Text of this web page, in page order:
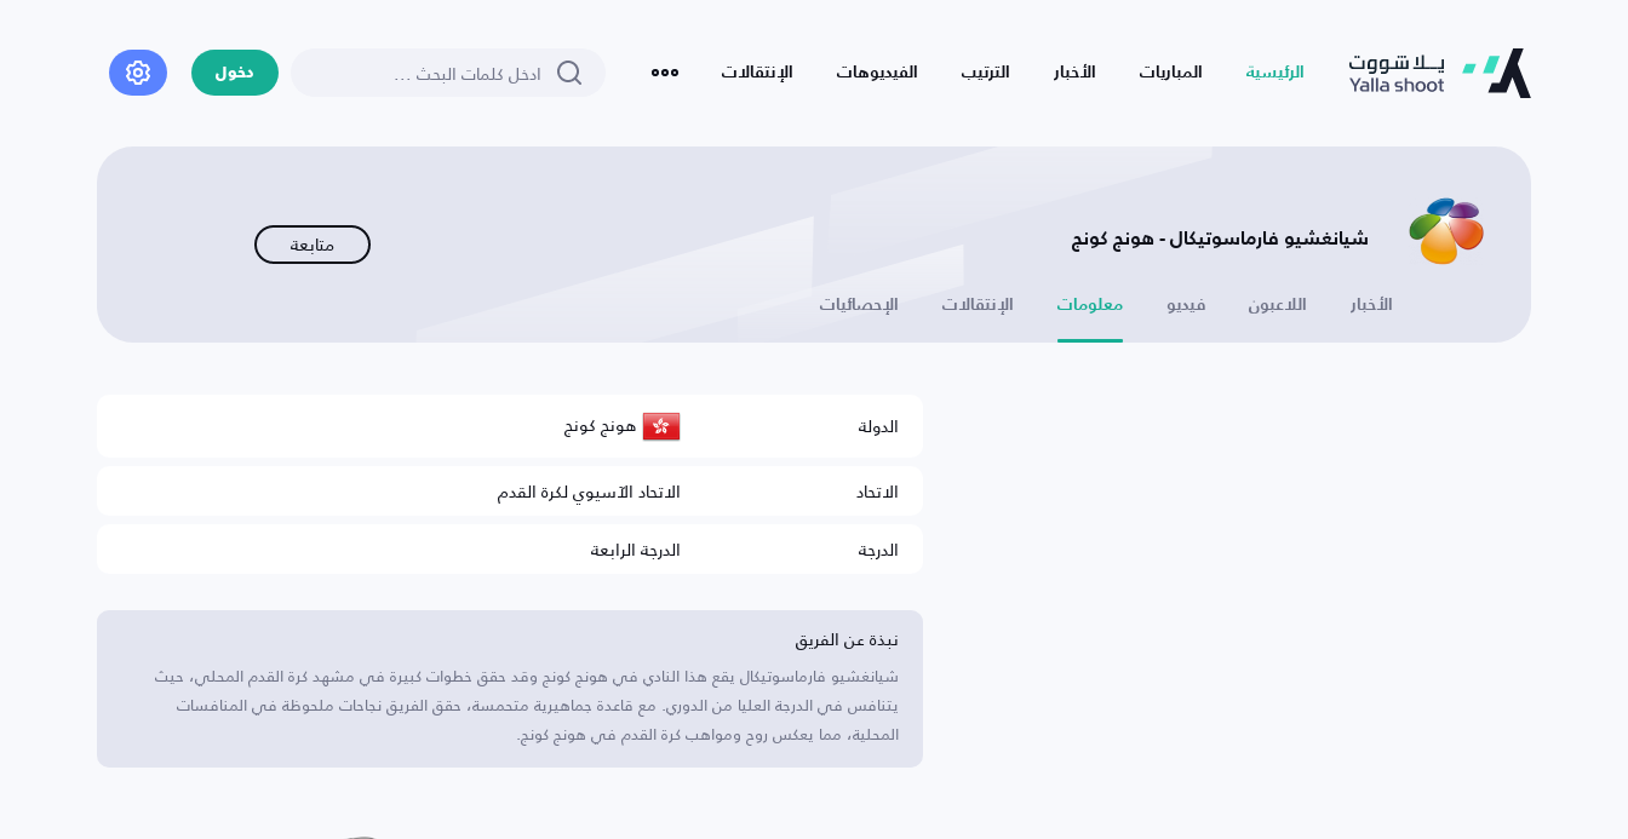
الرئيسية المباريات الأخبار الترتيب الفيديوهات الإنتقالات دخول
شيانغشيو فارماسوتيكال - هونج كونج متابعة
الأخبار اللاعبون فيديو معلومات الإنتقالات الإحصائيات
الدولة هونج كونج
الاتحاد
الاتحاد الآسيوي لكرة القدم
الدرجة
الدرجة الرابعة
نبذة عن الفريق
شيانغشيو فارماسوتيكال يقع هذا النادي في هونج كونج وقد حقق خطوات كبيرة في مشهد كرة القدم المحلي، حيث
يتنافس في الدرجة العليا من الدوري. مع قاعدة جماهيرية متحمسة، حقق الفريق نجاحات ملحوظة في المنافسات
المحلية، مما يعكس روح ومواهب كرة القدم في هونج كونج.